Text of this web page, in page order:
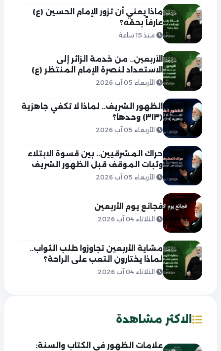
ماذا يعني أن تزور الإمام الحسين (ع)
عارفاً بحقه؟
منذ 15 ساعة
الأربعين.. من خدمة الزائر إلى
الاستعداد لنصرة الإمام المنتظر (ع)
الأربعاء 05 آب 2026
الظهور الشريف.. لماذا لا تكفي جاهزية
(٣١٣) وحدها؟
الأربعاء 05 آب 2026
حراك المشرقيين.. بين قسوة الابتلاء
وثبات الموقف قبل الظهور الشريف
الأربعاء 05 آب 2026
فجائع يوم الأربعين
الثلاثاء 04 آب 2026
مشاية الأربعين تجاوزوا طلب الثواب..
لماذا يختارون التعب على الراحة؟
الثلاثاء 04 آب 2026
الاكثر مشاهدة
علامات الظهور في الكتاب والسنة: